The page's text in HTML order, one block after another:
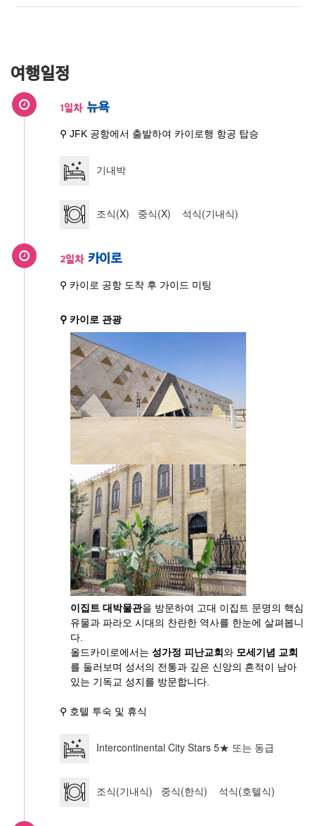
여행일정
1일차 뉴욕
⚲ JFK 공항에서 출발하여 카이로행 항공 탑승
기내박
조식(X) 중식(X) 석식(기내식)
2일차 카이로
⚲ 카이로 공항 도착 후 가이드 미팅
⚲ 카이로 관광
이집트 대박물관을 방문하여 고대 이집트 문명의 핵심
유물과 파라오 시대의 찬란한 역사를 한눈에 살펴봅니
다.
올드카이로에서는 성가정 피난교회와 모세기념 교회
를 둘러보며 성서의 전통과 깊은 신앙의 흔적이 남아
있는 기독교 성지를 방문합니다.
⚲ 호텔 투숙 및 휴식
Intercontinental City Stars 5★ 또는 동급
조식(기내식) 중식(한식) 석식(호텔식)